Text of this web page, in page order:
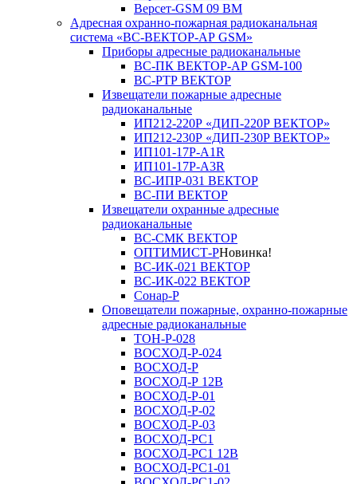
Версет-GSM 09 ВМ
Адресная охранно-пожарная радиоканальная
система «ВС-ВЕКТОР-АР GSM»
Приборы адресные радиоканальные
ВС-ПК ВЕКТОР-АР GSM-100
ВС-РТР ВЕКТОР
Извещатели пожарные адресные
радиоканальные
ИП212-220Р «ДИП-220Р ВЕКТОР»
ИП212-230Р «ДИП-230Р ВЕКТОР»
ИП101-17Р-A1R
ИП101-17Р-A3R
ВС-ИПР-031 ВЕКТОР
ВС-ПИ ВЕКТОР
Извещатели охранные адресные
радиоканальные
ВС-СМК ВЕКТОР
ОПТИМИСТ-РНовинка!
ВС-ИК-021 ВЕКТОР
ВС-ИК-022 ВЕКТОР
Сонар-Р
Оповещатели пожарные, охранно-пожарные
адресные радиоканальные
ТОН-Р-028
ВОСХОД-Р-024
ВОСХОД-Р
ВОСХОД-Р 12В
ВОСХОД-Р-01
ВОСХОД-Р-02
ВОСХОД-Р-03
ВОСХОД-РС1
ВОСХОД-РС1 12В
ВОСХОД-РС1-01